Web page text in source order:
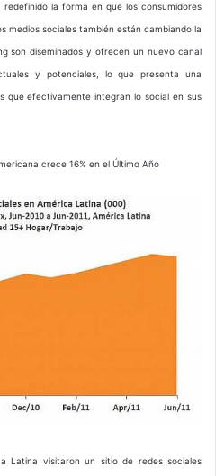
la forma en que los consumidores
medios sociales también están cambiando la
son diseminados y ofrecen un nuevo canal
y potenciales, lo que presenta una
que efectivamente integran lo social en sus
crece 16% en el Último Año
Latina visitaron un sitio de redes sociales